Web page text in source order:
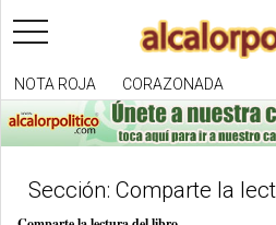
toggle
navigation
NOTA ROJA CORAZONADA
Sección: Comparte la